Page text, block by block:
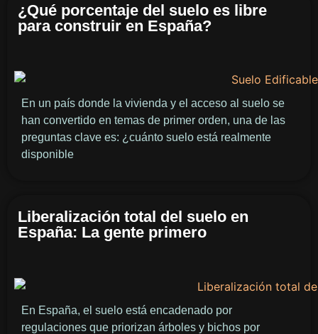
¿Qué porcentaje del suelo es libre
para construir en España?
En un país donde la vivienda y el acceso al suelo se
han convertido en temas de primer orden, una de las
preguntas clave es: ¿cuánto suelo está realmente
disponible
Liberalización total del suelo en
España: La gente primero
En España, el suelo está encadenado por
regulaciones que priorizan árboles y bichos por